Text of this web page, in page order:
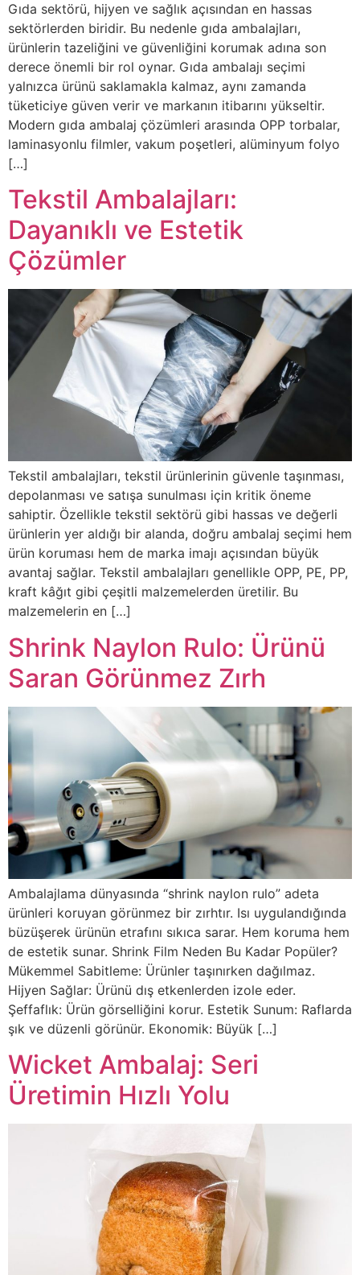
Gıda sektörü, hijyen ve sağlık açısından en hassas
sektörlerden biridir. Bu nedenle gıda ambalajları,
ürünlerin tazeliğini ve güvenliğini korumak adına son
derece önemli bir rol oynar. Gıda ambalajı seçimi
yalnızca ürünü saklamakla kalmaz, aynı zamanda
tüketiciye güven verir ve markanın itibarını yükseltir.
Modern gıda ambalaj çözümleri arasında OPP torbalar,
laminasyonlu filmler, vakum poşetleri, alüminyum folyo
[…]
Tekstil Ambalajları:
Dayanıklı ve Estetik
Çözümler
Tekstil ambalajları, tekstil ürünlerinin güvenle taşınması,
depolanması ve satışa sunulması için kritik öneme
sahiptir. Özellikle tekstil sektörü gibi hassas ve değerli
ürünlerin yer aldığı bir alanda, doğru ambalaj seçimi hem
ürün koruması hem de marka imajı açısından büyük
avantaj sağlar. Tekstil ambalajları genellikle OPP, PE, PP,
kraft kâğıt gibi çeşitli malzemelerden üretilir. Bu
malzemelerin en […]
Shrink Naylon Rulo: Ürünü
Saran Görünmez Zırh
Ambalajlama dünyasında “shrink naylon rulo” adeta
ürünleri koruyan görünmez bir zırhtır. Isı uygulandığında
büzüşerek ürünün etrafını sıkıca sarar. Hem koruma hem
de estetik sunar. Shrink Film Neden Bu Kadar Popüler?
Mükemmel Sabitleme: Ürünler taşınırken dağılmaz.
Hijyen Sağlar: Ürünü dış etkenlerden izole eder.
Şeffaflık: Ürün görselliğini korur. Estetik Sunum: Raflarda
şık ve düzenli görünür. Ekonomik: Büyük […]
Wicket Ambalaj: Seri
Üretimin Hızlı Yolu